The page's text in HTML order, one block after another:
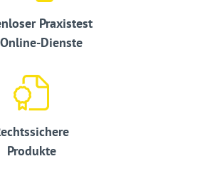
Praxistest
Dienste
Produkte